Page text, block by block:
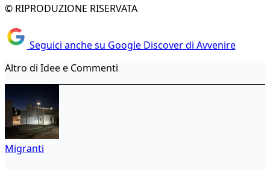
© RIPRODUZIONE RISERVATA
Seguici anche su Google Discover di Avvenire
Altro di Idee e Commenti
Migranti